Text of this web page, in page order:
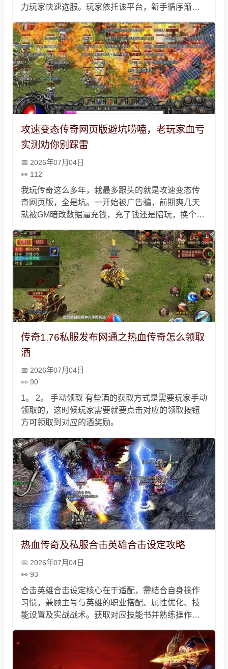
力玩家快速选服。玩家依托该平台，新手循序渐进
打宝升级，掌握避坑技巧，参与PK与行会玩法，付
出时间精力便能顺利成长，重温传奇热血乐趣。
攻速变态传奇网页版避坑唠嗑，老玩家血亏
实测劝你别踩雷
2026年07月04日
112
我玩传奇这么多年，栽最多跟头的就是攻速变态传
奇网页版，全是坑。一开始被广告骗，前期爽几天
就被GM暗改数据逼充钱，充了钱还是陪玩，换个服
金、外挂都是骗局，账号还被封过，钱和时间全打
了水漂，玩到最后满心绝望，这些服全是套路，没
一个靠谱的。
传奇1.76私服发布网通之热血传奇怎么领取
酒
2026年07月04日
90
1。 2。 手动领取 有些酒的获取方式是需要玩家手动
领取的，这时候玩家需要就要点击对应的领取按钮
方可领取到对应的酒奖励。
热血传奇及私服合击英雄合击设定攻略
2026年07月04日
93
合击英雄合击设定核心在于适配，需结合自身操作
习惯，兼顾主号与英雄的职业搭配、属性优化、技
能设置及实战战术。获取对应技能书并熟练操作快
兼顾技能等级提升和装备适配，私服玩家适配服务
器特色，便能掌握设定技巧、发挥合击最大威力。